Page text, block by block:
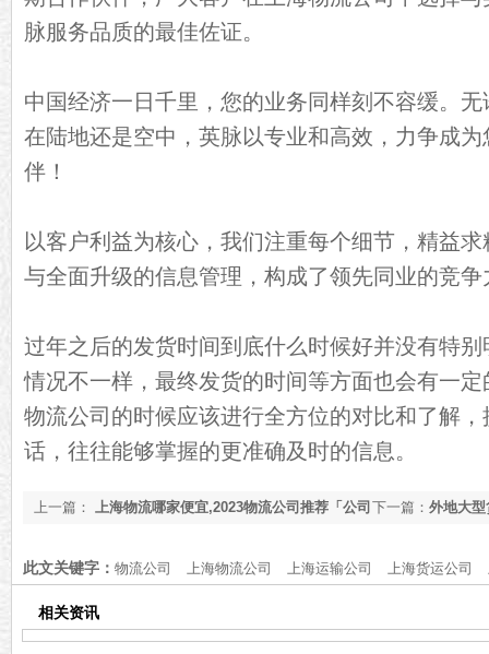
脉服务品质的最佳佐证。
中国经济一日千里，您的业务同样刻不容缓。
在陆地还是空中，英脉以专业和高效，力争成
伴！
以客户利益为核心，我们注重每个细节，精益
与全面升级的信息管理，构成了领先同业的竞争
过年之后的发货时间到底什么时候好并没有特
情况不一样，最终发货的时间等方面也会有一
物流公司 的时候应该进行全方位的对比和了解
话，往往能够掌握的更准确及时的信息。
下一篇： 外地大
上一篇： 上海物流哪家便宜,2023物流公司推荐「公司
此文关键字： 物流公司 上海物流公司 上海运输公司 上海货运公司
相关资讯